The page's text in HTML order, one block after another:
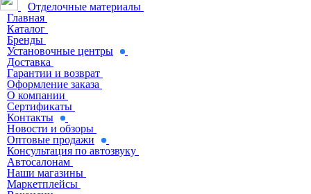
Отделочные материалы
Главная
Каталог
Бренды
Установочные центры
Доставка
Гарантии и возврат
Оформление заказа
О компании
Сертификаты
Контакты
Новости и обзоры
Оптовые продажи
Консультация по автозвуку
Автосалонам
Наши магазины
Маркетплейсы